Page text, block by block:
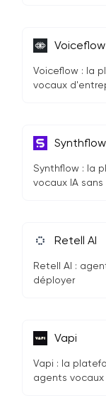
Voiceflow
Voiceflow : la
vocaux
Synthflow
Synthflow : la
vocaux IA
Retell AI
Retell AI :
déployer
Vapi
Vapi : la
agents vocaux